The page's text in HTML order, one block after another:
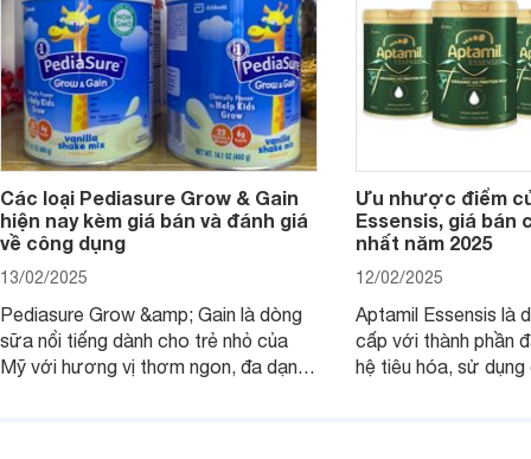
nay ra sao? Hãy cùng tìm hiểu ngay.
4 yếu tố sau.
Các loại Pediasure Grow & Gain
hiện nay kèm giá bán và đánh giá
về công dụng
13/02/2025
Pediasure Grow &amp; Gain là dòng
sữa nổi tiếng dành cho trẻ nhỏ của
Mỹ với hương vị thơm ngon, đa dạng
Ưu nhược điểm
Essensis, giá bán
nhất năm 2025
12/02/2025
Aptamil Essensis là
cấp với thành phần
hệ tiêu hóa, sử